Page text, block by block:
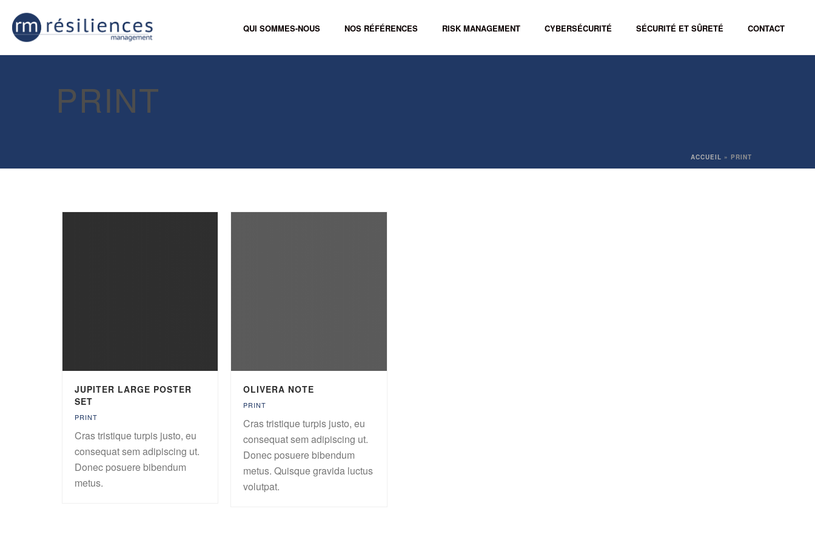
QUI SOMMES-NOUS NOS RÉFÉRENCES RISK MANAGEMENT CYBERSÉCURITÉ SÉCURITÉ ET SÛRETÉ CONTACT
PRINT
ACCUEIL » PRINT
JUPITER LARGE POSTER
SET
PRINT
Cras tristique turpis justo, eu
consequat sem adipiscing ut.
Donec posuere bibendum
metus.
OLIVERA NOTE
PRINT
Cras tristique turpis justo, eu
consequat sem adipiscing ut.
Donec posuere bibendum
metus. Quisque gravida luctus
volutpat.